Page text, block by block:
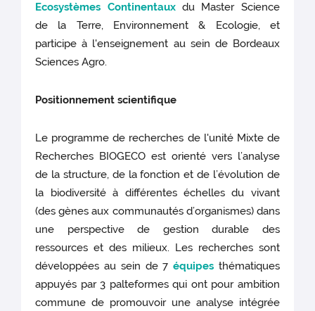
Ecosystèmes Continentauxdu Master Science
de la Terre, Environnement & Ecologie, et
participe à l'enseignement au sein de Bordeaux
Sciences Agro.
Positionnement scientifique
Le programme de recherches de l'unité Mixte de
Recherches BIOGECO est orienté vers l’analyse
de la structure, de la fonction et de l’évolution de
la biodiversité à différentes échelles du vivant
(des gènes aux communautés d’organismes) dans
une perspective de gestion durable des
ressources et des milieux. Les recherches sont
développées au sein de 7équipes thématiques
appuyés par 3 palteformes qui ont pour ambition
commune de promouvoir une analyse intégrée